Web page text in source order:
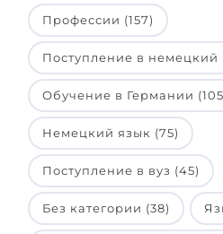
Профессии (157)
Поступление в немецкий
Обучение в Германии
Немецкий язык (75)
Поступление в вуз (45)
Без категории (38)